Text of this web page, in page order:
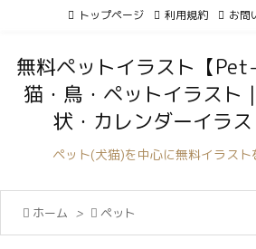
トップページ 利用規約 お問
無料ペットイラスト【
猫・鳥・ペットイラスト
状・カレンダーイラ
ペット(犬猫)を中心に無料イラスト
 ホーム >  ペット